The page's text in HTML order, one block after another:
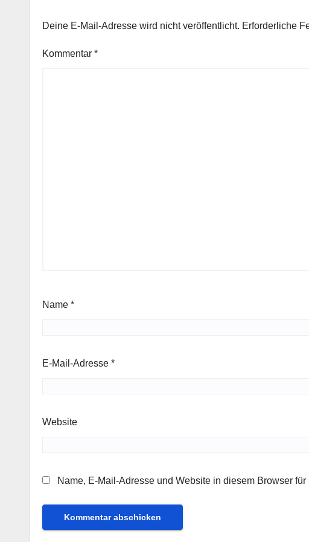
Deine E-Mail-Adresse wird nicht veröffentlicht. Erforderliche
Kommentar *
Name *
E-Mail-Adresse *
Website
Name, E-Mail-Adresse und Website in diesem Browser